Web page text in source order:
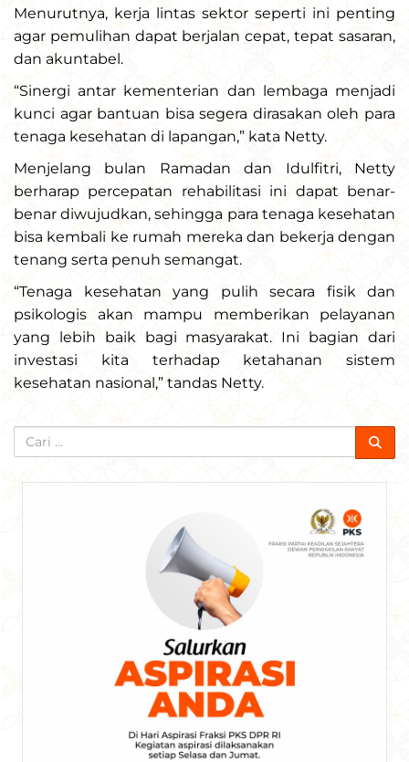
Menurutnya, kerja lintas sektor seperti ini penting
agar pemulihan dapat berjalan cepat, tepat sasaran,
dan akuntabel.
“Sinergi antar kementerian dan lembaga menjadi
kunci agar bantuan bisa segera dirasakan oleh para
tenaga kesehatan di lapangan,” kata Netty.
Menjelang bulan Ramadan dan Idulfitri, Netty
berharap percepatan rehabilitasi ini dapat benar-
benar diwujudkan, sehingga para tenaga kesehatan
bisa kembali ke rumah mereka dan bekerja dengan
tenang serta penuh semangat.
“Tenaga kesehatan yang pulih secara fisik dan
psikologis akan mampu memberikan pelayanan
yang lebih baik bagi masyarakat. Ini bagian dari
investasi kita terhadap ketahanan sistem
kesehatan nasional,” tandas Netty.